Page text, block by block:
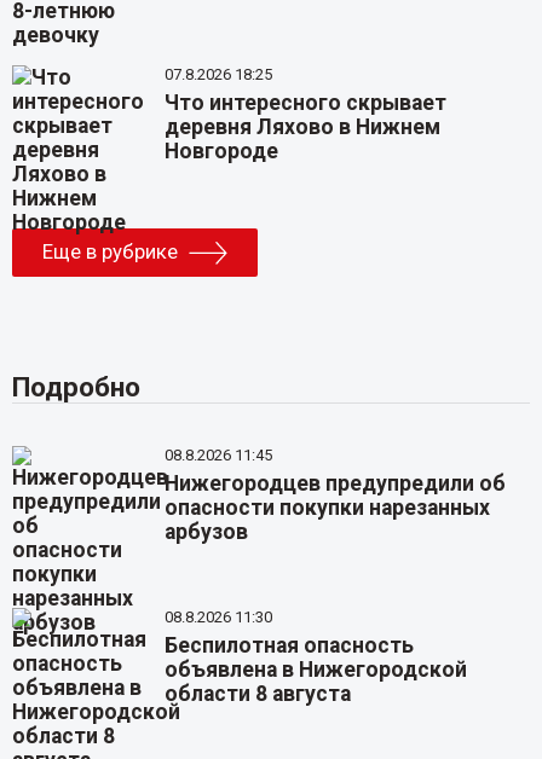
07.8.2026 18:25
Что интересного скрывает
деревня Ляхово в Нижнем
Новгороде
Еще в рубрике
Подробно
08.8.2026 11:45
Нижегородцев предупредили об
опасности покупки нарезанных
арбузов
08.8.2026 11:30
Беспилотная опасность
объявлена в Нижегородской
области 8 августа